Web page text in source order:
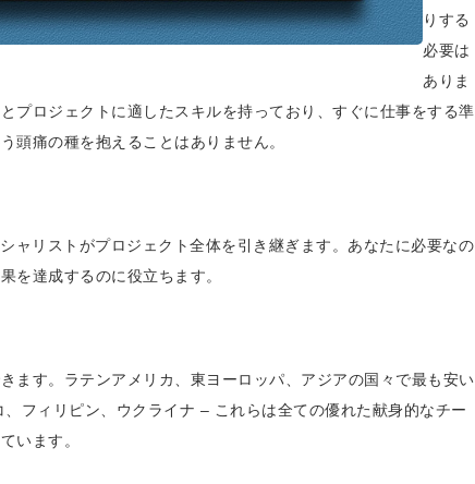
りする
必要は
ありま
プロジェクトに適したスキルを持っており、すぐに仕事をする準
頭痛の種を抱えることはありません。
ャリストがプロジェクト全体を引き継ぎます。あなたに必要なの
を達成するのに役立ちます。
ます。ラテンアメリカ、東ヨーロッパ、アジアの国々で最も安い
フィリピン、ウクライナ – これらは全ての優れた献身的なチー
います。